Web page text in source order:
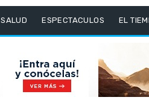
SALUD ESPECTACULOS EL